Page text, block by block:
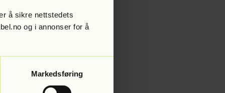
å sikre nettstedets
og i annonser for å
Markedsføring